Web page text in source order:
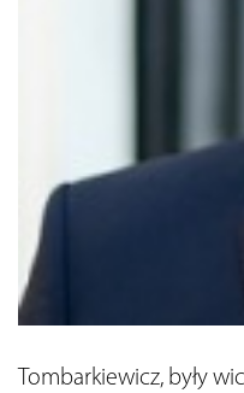
Tombarkiewicz, były